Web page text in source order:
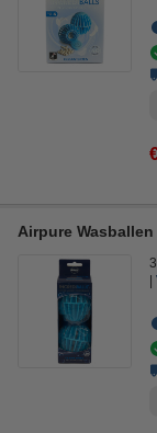
Airpure